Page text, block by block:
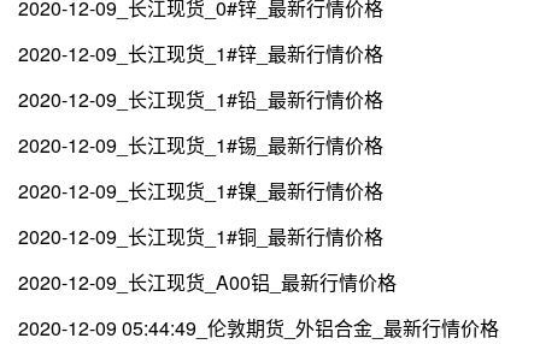
2020-12-09_长江现货_0#锌_最新行情价格
2020-12-09_长江现货_1#锌_最新行情价格
2020-12-09_长江现货_1#铅_最新行情价格
2020-12-09_长江现货_1#锡_最新行情价格
2020-12-09_长江现货_1#镍_最新行情价格
2020-12-09_长江现货_1#铜_最新行情价格
2020-12-09_长江现货_A00铝_最新行情价格
2020-12-09 05:44:49_伦敦期货_外铝合金_最新行情价格